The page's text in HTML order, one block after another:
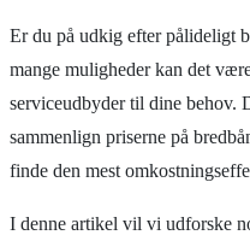
Er du på udkig efter pålideligt
mange muligheder kan det
serviceudbyder til dine behov.
sammenlign priserne på
finde den mest
I denne artikel vil vi udforske